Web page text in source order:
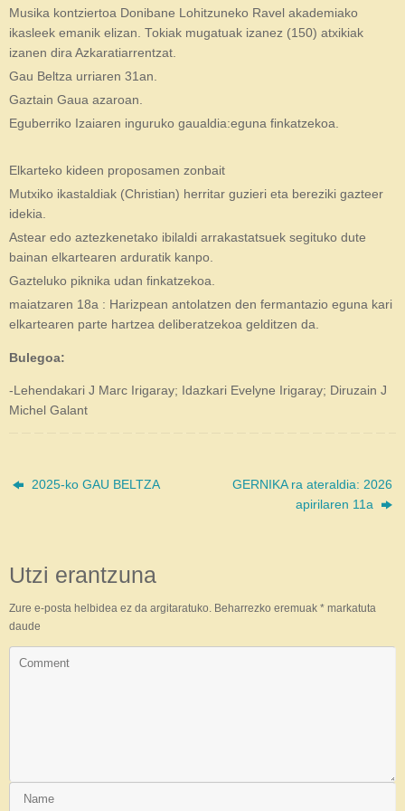
Musika kontziertoa Donibane Lohitzuneko Ravel akademiako
ikasleek emanik elizan. Tokiak mugatuak izanez (150) atxikiak
izanen dira Azkaratiarrentzat.
Gau Beltza urriaren 31an.
Gaztain Gaua azaroan.
Eguberriko Izaiaren inguruko gaualdia:eguna finkatzekoa.
Elkarteko kideen proposamen zonbait
Mutxiko ikastaldiak (Christian) herritar guzieri eta bereziki gazteer
idekia.
Astear edo aztezkenetako ibilaldi arrakastatsuek segituko dute
bainan elkartearen arduratik kanpo.
Gazteluko piknika udan finkatzekoa.
maiatzaren 18a : Harizpean antolatzen den fermantazio eguna kari
elkartearen parte hartzea deliberatzekoa gelditzen da.
Bulegoa:
-Lehendakari J Marc Irigaray; Idazkari Evelyne Irigaray; Diruzain J
Michel Galant
2025-ko GAU BELTZA
GERNIKA ra ateraldia: 2026
apirilaren 11a
Utzi erantzuna
Zure e-posta helbidea ez da argitaratuko. Beharrezko eremuak * markatuta
daude